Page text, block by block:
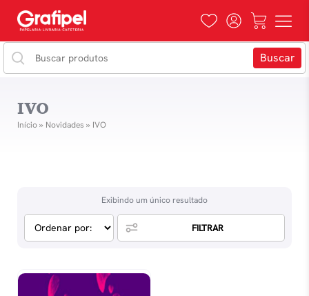
IVO
Início» Novidades » IVO
Exibindo um único resultado
FILTRAR